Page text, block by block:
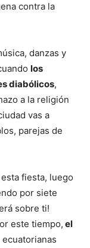
contra la
danzas y
los
diabólicos,
a la religión
vas a
parejas de
fiesta, luego
por siete
sobre ti!
este tiempo, el
ecuatorianas